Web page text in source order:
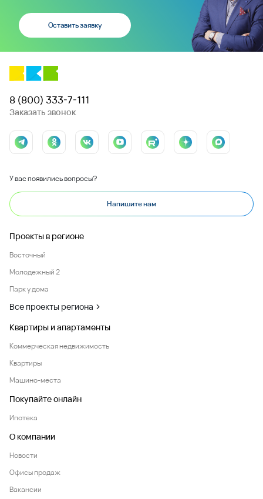
Оставить заявку
8 (800) 333-7-111
Заказать звонок
У вас появились вопросы?
Напишите нам
Проекты в регионе
Восточный
Молодежный 2
Парк у дома
Все проекты региона
Квартиры и апартаменты
Коммерческая недвижимость
Квартиры
Машино-места
Покупайте онлайн
Ипотека
О компании
Новости
Офисы продаж
Вакансии